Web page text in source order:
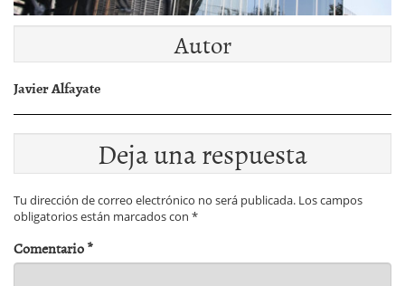
Autor
Javier Alfayate
Deja una respuesta
Tu dirección de correo electrónico no será publicada. Los campos
obligatorios están marcados con *
Comentario*